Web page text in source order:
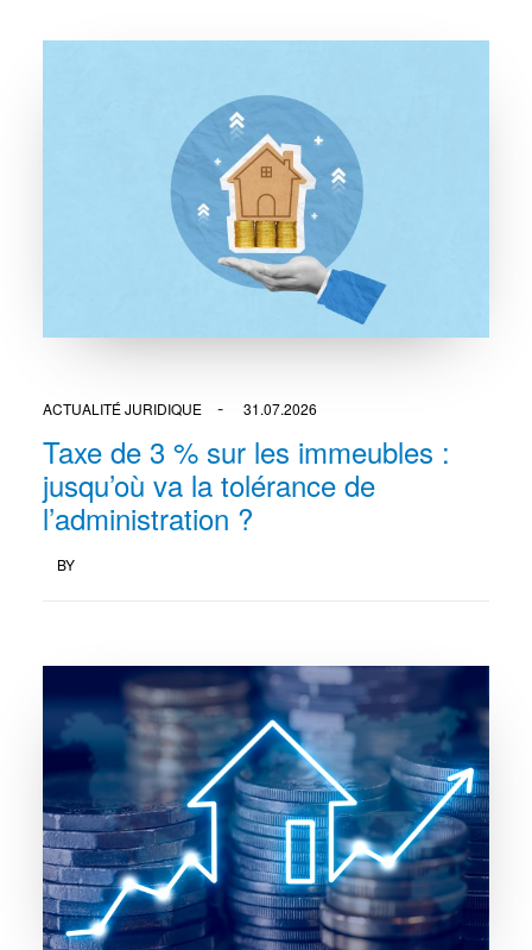
ACTUALITÉ JURIDIQUE 31.07.2026
Taxe de 3 % sur les immeubles :
jusqu’où va la tolérance de
l’administration ?
BY